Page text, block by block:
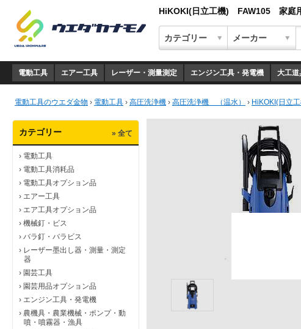
HiKOKI(日立工機) FAW105 家庭
電動工具 エアー工具 レーザー・測量測定 エンジン工具・発電機 大工道
電動工具のウエダ金物 › 電動工具 › 高圧洗浄機 › 高圧洗浄機 （温水） › HiKOKI(日立
カテゴリー » 全て
› 電動工具
› 電動工具消耗品
› 電動工具オプション品
› エアー工具
› エア工具オプション品
› 機械釘・ビス
› バラ釘・バラビス
› レーザー墨出し器・測量・測定
器
› 園芸工具
› 園芸用品オプション品
› エンジン工具・発電機
› 農機具・農業機械・ポンプ・動
噴・噴霧器・漁具